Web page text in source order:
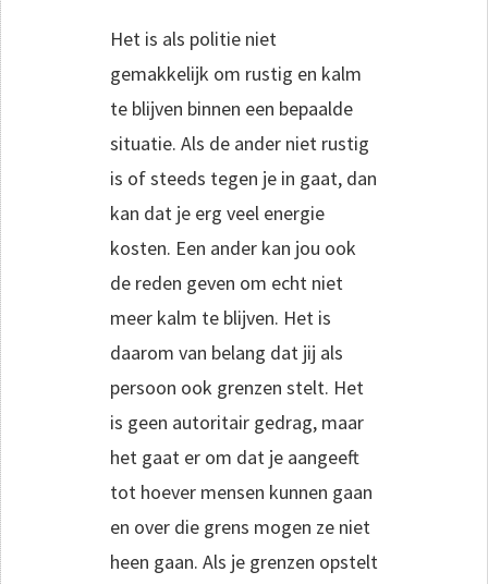
Het is als politie niet
gemakkelijk om rustig en kalm
te blijven binnen een bepaalde
situatie. Als de ander niet rustig
is of steeds tegen je in gaat, dan
kan dat je erg veel energie
kosten. Een ander kan jou ook
de reden geven om echt niet
meer kalm te blijven. Het is
daarom van belang dat jij als
persoon ook grenzen stelt. Het
is geen autoritair gedrag, maar
het gaat er om dat je aangeeft
tot hoever mensen kunnen gaan
en over die grens mogen ze niet
heen gaan. Als je grenzen opstelt